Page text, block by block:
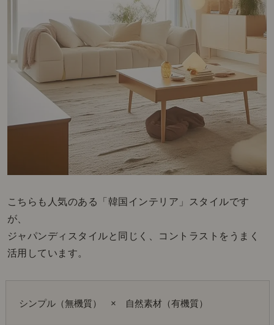
こちらも人気のある「韓国インテリア」スタイルです
が、
ジャパンディスタイルと同じく、コントラストをうまく
活用しています。
シンプル（無機質）　×　自然素材（有機質）